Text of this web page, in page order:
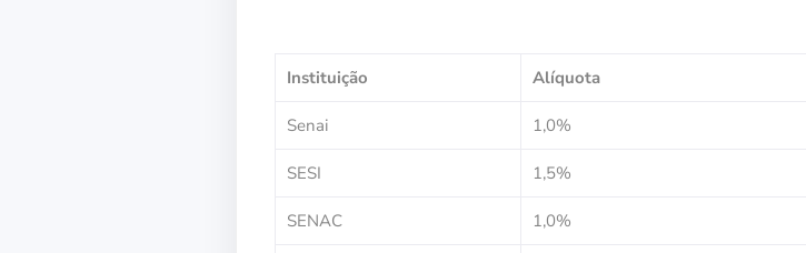
Instituição Alíquota
Senai 1,0%
SESI 1,5%
SENAC 1,0%